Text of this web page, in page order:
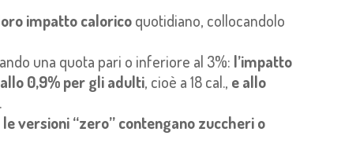
impatto caloricoquotidiano, collocandolo
una quota pari o inferiore al 3%: l’impatto
0,9% per gli adulti, cioè a 18 cal., e allo
.
le versioni “zero” contengano zuccheri o